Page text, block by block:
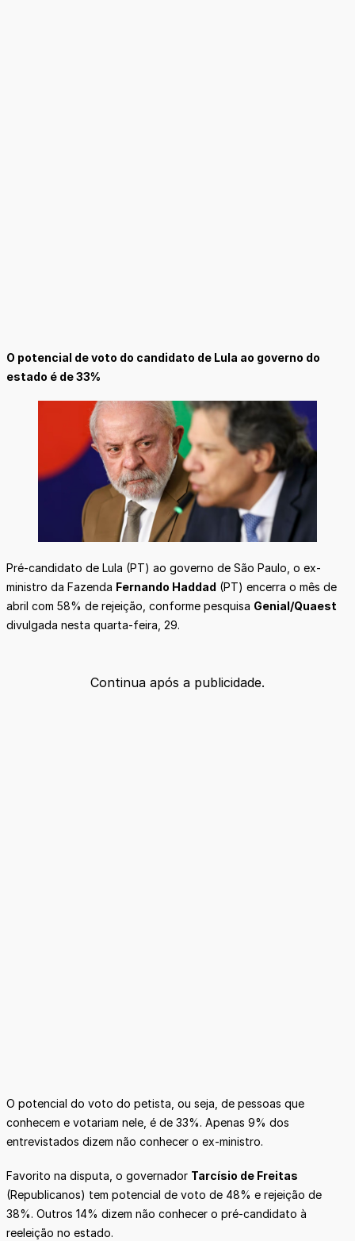
O potencial de voto do candidato de Lula ao governo do
estado é de 33%
Pré-candidato de Lula (PT) ao governo de São Paulo, o ex-
ministro da Fazenda Fernando Haddad (PT) encerra o mês de
abril com 58% de rejeição, conforme pesquisa Genial/Quaest
divulgada nesta quarta-feira, 29.
Continua após a publicidade.
O potencial do voto do petista, ou seja, de pessoas que
conhecem e votariam nele, é de 33%. Apenas 9% dos
entrevistados dizem não conhecer o ex-ministro.
Favorito na disputa, o governador Tarcísio de Freitas
(Republicanos) tem potencial de voto de 48% e rejeição de
38%. Outros 14% dizem não conhecer o pré-candidato à
reeleição no estado.